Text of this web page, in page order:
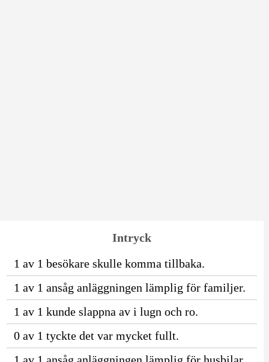
Intryck
1 av 1 besökare skulle komma tillbaka.
1 av 1 ansåg anläggningen lämplig för familjer.
1 av 1 kunde slappna av i lugn och ro.
0 av 1 tyckte det var mycket fullt.